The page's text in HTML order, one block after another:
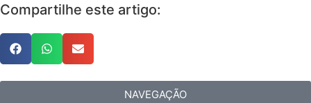
Compartilhe este artigo:
NAVEGAÇÃO